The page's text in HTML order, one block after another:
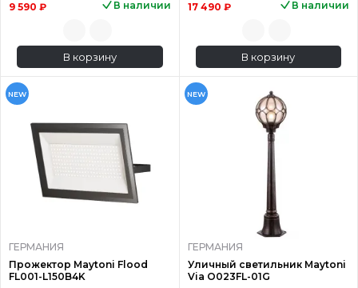
9 590 ₽ В наличии
В корзину
17 490 ₽ В наличии
В корзину
NEW
ГЕРМАНИЯ
Прожектор Maytoni Flood
FL001-L150B4K
NEW
ГЕРМАНИЯ
Уличный светильник Maytoni
Via O023FL-01G